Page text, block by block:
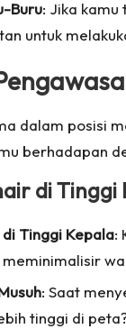
Buru: Jika kamu
untuk
dalam posisi
berhadapan
di Tinggi
Tinggi Kepala:
meminimalisir
: Saat
tinggi di